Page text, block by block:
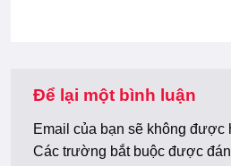
Để lại một bình luận
Email của bạn sẽ không được
Các trường bắt buộc được